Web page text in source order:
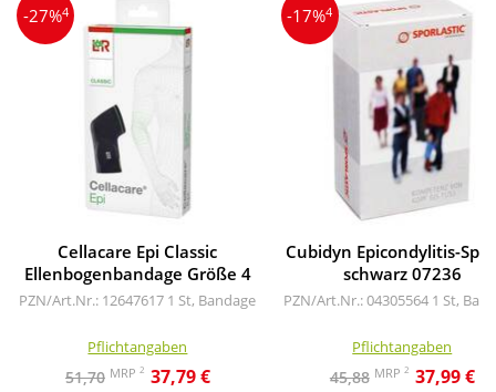
-27%4
Cellacare Epi Classic
Ellenbogenbandage Größe 4
PZN/Art.Nr.: 12647617 1 St, Bandage
Pflichtangaben
51,70 MRP 2 37,79 €
-17%4
Cubidyn Epicondylitis-
schwarz 07236
PZN/Art.Nr.: 04305564 1 St,
Pflichtangaben
45,88 MRP 2 37,99 €